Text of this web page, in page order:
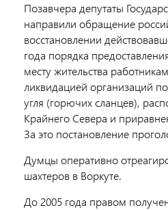
Позавчера депутаты
направили обращение
восстановлении
года порядка
месту жительства
ликвидацией организаций
угля (горючих сланцев),
Крайнего Севера и
За это постановление
Думцы оперативно
шахтеров в Воркуте.
До 2005 года правом